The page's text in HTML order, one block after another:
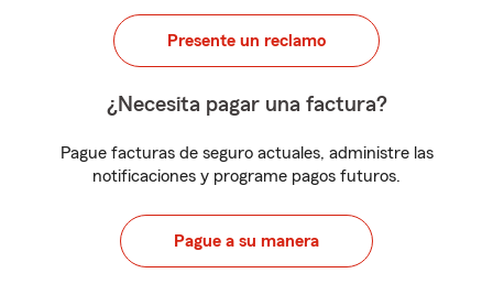
Presente un reclamo
¿Necesita pagar una factura?
Pague facturas de seguro actuales, administre las
notificaciones y programe pagos futuros.
Pague a su manera